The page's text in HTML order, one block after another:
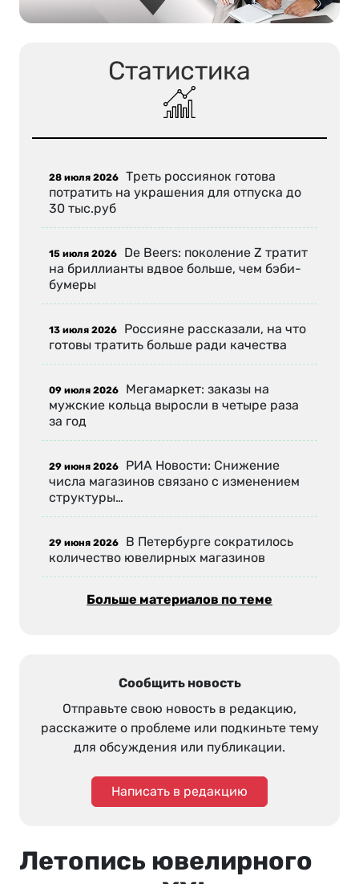
Статистика
28 июля 2026 Треть россиянок готова
потратить на украшения для отпуска до
30 тыс.руб
15 июля 2026 De Beers: поколение Z тратит
на бриллианты вдвое больше, чем бэби-
бумеры
13 июля 2026 Россияне рассказали, на что
готовы тратить больше ради качества
09 июля 2026 Мегамаркет: заказы на
мужские кольца выросли в четыре раза
за год
29 июня 2026 РИА Новости: Снижение
числа магазинов связано с изменением
структуры…
29 июня 2026 В Петербурге сократилось
количество ювелирных магазинов
Больше материалов по теме
Сообщить новость
Отправьте свою новость в редакцию,
расскажите о проблеме или подкиньте тему
для обсуждения или публикации.
Написать в редакцию
Летопись ювелирного